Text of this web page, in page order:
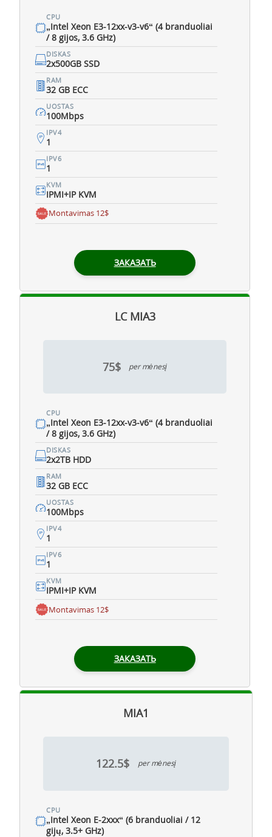
CPU
„Intel Xeon E3-12xx-v3-v6“ (4 branduoliai
/ 8 gijos, 3.6 GHz)
DISKAS
2x500GB SSD
RAM
32 GB ECC
UOSTAS
100Mbps
IPV4
1
IPV6
1
KVM
IPMI+IP KVM
Montavimas 12$
ЗАКАЗАТЬ
LC MIA3
75$ per mėnesį
CPU
„Intel Xeon E3-12xx-v3-v6“ (4 branduoliai
/ 8 gijos, 3.6 GHz)
DISKAS
2x2TB HDD
RAM
32 GB ECC
UOSTAS
100Mbps
IPV4
1
IPV6
1
KVM
IPMI+IP KVM
Montavimas 12$
ЗАКАЗАТЬ
MIA1
122.5$ per mėnesį
CPU
„Intel Xeon E-2xxx“ (6 branduoliai / 12
gijų, 3.5+ GHz)